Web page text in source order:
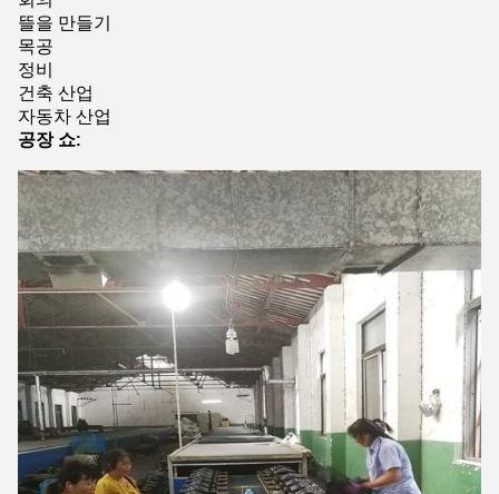
뜰을 만들기
목공
정비
건축 산업
자동차 산업
공장 쇼: